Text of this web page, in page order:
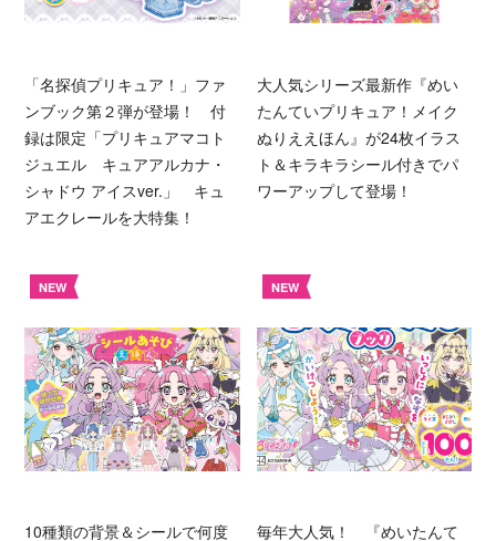
「名探偵プリキュア！」ファ
ンブック第２弾が登場！ 付
録は限定「プリキュアマコト
ジュエル キュアアルカナ・
シャドウ アイスver.」 キュ
アエクレールを大特集！
大人気シリーズ最新作『めい
たんていプリキュア！メイク
ぬりええほん』が24枚イラス
ト＆キラキラシール付きでパ
ワーアップして登場！
NEW
10種類の背景＆シールで何度
NEW
毎年大人気！ 『めいたんて